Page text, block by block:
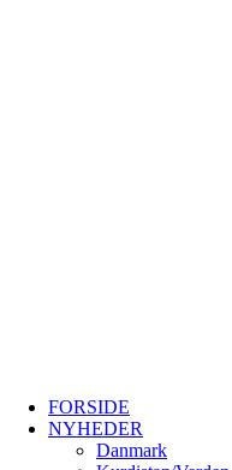
FORSIDE
NYHEDER
Danmark